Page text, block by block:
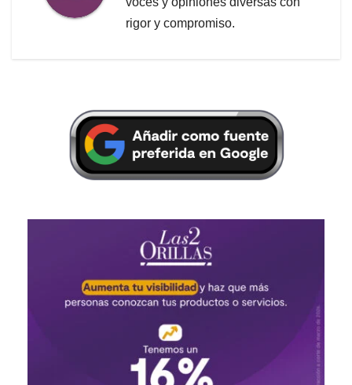
rigor y compromiso.